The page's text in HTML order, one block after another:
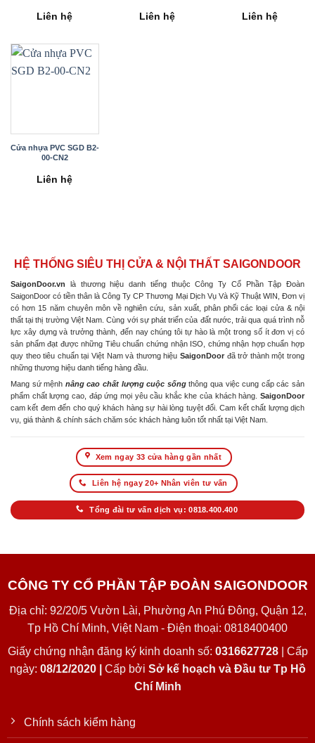
Liên hệ Liên hệ Liên hệ
Cửa nhựa PVC SGD B2-
00-CN2
Liên hệ
HỆ THỐNG SIÊU THỊ CỬA & NỘI THẤT SAIGONDOOR
SaigonDoor.vn là thương hiệu danh tiếng thuộc Công Ty Cổ Phần Tập Đoàn
SaigonDoor có tiền thân là Công Ty CP Thương Mại Dịch Vụ Và Kỹ Thuật WIN, Đơn vị
có hơn 15 năm chuyên môn về nghiên cứu, sản xuất, phân phối các loại cửa & nội
thất tại thị trường Việt Nam. Cùng với sự phát triển của đất nước, trải qua quá trình nỗ
lực xây dựng và trưởng thành, đến nay chúng tôi tự hào là một trong số ít đơn vị có
sản phẩm đạt được những Tiêu chuẩn chứng nhận ISO, chứng nhận hợp chuẩn hợp
quy theo tiêu chuẩn tại Việt Nam và thương hiệu SaigonDoor đã trở thành một trong
những thương hiệu danh tiếng hàng đầu.
Mang sứ mệnh nâng cao chất lượng cuộc sốngthông qua việc cung cấp các sản
phẩm chất lượng cao, đáp ứng mọi yêu cầu khắc khe của khách hàng. SaigonDoor
cam kết đem đến cho quý khách hàng sự hài lòng tuyệt đối. Cam kết chất lượng dịch
vụ, giá thành & chính sách chăm sóc khách hàng luôn tốt nhất tại Việt Nam.
Xem ngay 33 cửa hàng gần nhất
Liên hệ ngay 20+ Nhân viên tư vấn
Tổng đài tư vấn dịch vụ: 0818.400.400
CÔNG TY CỔ PHẦN TẬP ĐOÀN SAIGONDOOR
Địa chỉ: 92/20/5 Vườn Lài, Phường An Phú Đông, Quận 12,
Tp Hồ Chí Minh, Việt Nam - Điện thoại: 0818400400
Giấy chứng nhận đăng ký kinh doanh số: 0316627728| Cấp
ngày: 08/12/2020 | Cấp bởi Sở kế hoạch và Đầu tư Tp Hồ
Chí Minh
Chính sách kiểm hàng